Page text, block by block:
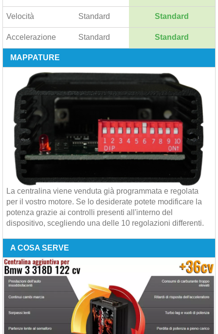
Velocità Standard Standard
Accelerazione Standard Standard
MAPPATURE
La centralina viene venduta già programmata e regolata
per il vostro motore. Se lo desiderate potete modificare la
potenza grazie ai controlli presenti all'interno del
dispositivo, scegliendo una delle 10 regolazioni differenti.
A COSA SERVE